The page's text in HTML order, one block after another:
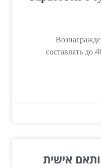
составлять до
אישית